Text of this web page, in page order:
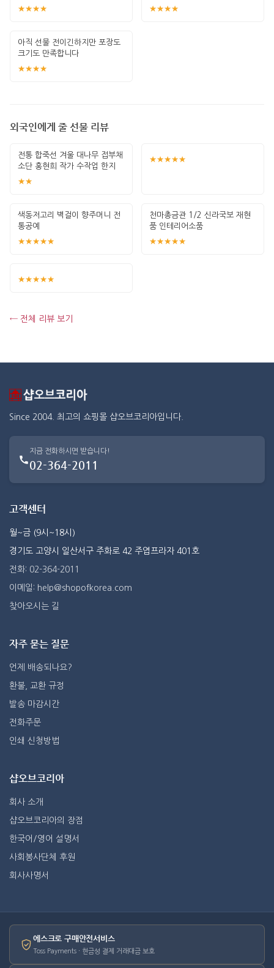
★★★★
★★★★
아직 선물 전이긴하지만 포장도
크기도 만족합니다
★★★★
외국인에게 줄 선물 리뷰
전통 합죽선 겨울 대나무 접부채
소단 홍현희 작가 수작업 한지
그림 고급
★★
★★★★★
색동저고리 벽걸이 향주머니 전
통공예
★★★★★
천마총금관 1/2 신라국보 재현
품 인테리어소품
★★★★★
★★★★★
← 전체 리뷰 보기
Since 2004. 최고의 쇼핑몰 샵오브코리아입니다.
지금 전화하시면 받습니다!
02-364-2011
고객센터
월~금 (9시~18시)
경기도 고양시 일산서구 주화로 42 주엽프라자 401호
전화: 02-364-2011
이메일: help@shopofkorea.com
찾아오시는 길
자주 묻는 질문
언제 배송되나요?
환불, 교환 규정
발송 마감시간
전화주문
인쇄 신청방법
샵오브코리아
회사 소개
샵오브코리아의 장점
한국어/영어 설명서
사회봉사단체 후원
회사사명서
에스크로 구매안전서비스
Toss Payments · 현금성 결제 거래대금 보호